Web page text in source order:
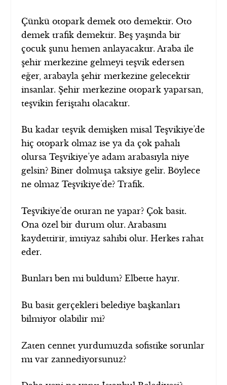
Çünkü otopark demek oto demektir. Oto
demek trafik demektir. Beş yaşında bir
çocuk şunu hemen anlayacaktır. Araba ile
şehir merkezine gelmeyi teşvik edersen
eğer, arabayla şehir merkezine gelecektir
insanlar. Şehir merkezine otopark yaparsan,
teşvikin feriştahı olacaktır.
Bu kadar teşvik demişken misal Teşvikiye’de
hiç otopark olmaz ise ya da çok pahalı
olursa Teşvikiye’ye adam arabasıyla niye
gelsin? Biner dolmuşa taksiye gelir. Böylece
ne olmaz Teşvikiye’de? Trafik.
Teşvikiye’de oturan ne yapar? Çok basit.
Ona özel bir durum olur. Arabasını
kaydettirir, imtiyaz sahibi olur. Herkes rahat
eder.
Bunları ben mi buldum? Elbette hayır.
Bu basit gerçekleri belediye başkanları
bilmiyor olabilir mi?
Zaten cennet yurdumuzda sofistike sorunlar
mı var zannediyorsunuz?